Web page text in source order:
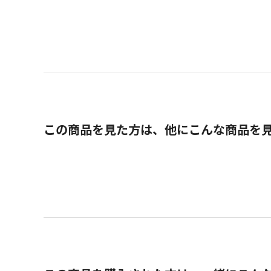
この商品を見た方は、他にこんな商品を